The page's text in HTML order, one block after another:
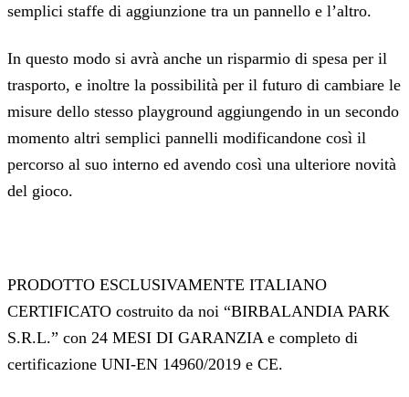
semplici staffe di aggiunzione tra un pannello e l’altro.
In questo modo si avrà anche un risparmio di spesa per il
trasporto, e inoltre la possibilità per il futuro di cambiare le
misure dello stesso playground aggiungendo in un secondo
momento altri semplici pannelli modificandone così il
percorso al suo interno ed avendo così una ulteriore novità
del gioco.
PRODOTTO ESCLUSIVAMENTE ITALIANO
CERTIFICATO costruito da noi “BIRBALANDIA PARK
S.R.L.” con 24 MESI DI GARANZIA e completo di
certificazione UNI-EN 14960/2019 e CE.